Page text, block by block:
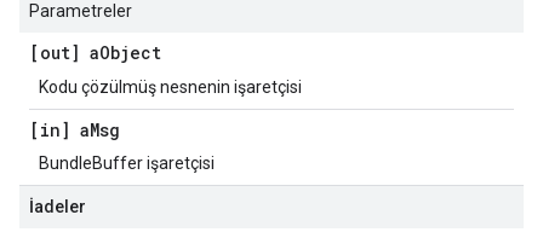
Parametreler
[out] aObject
Kodu çözülmüş nesnenin işaretçisi
[in] aMsg
BundleBuffer işaretçisi
İadeler